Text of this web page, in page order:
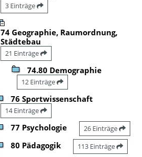
3 Einträge
74 Geographie, Raumordnung,
Städtebau
21 Einträge
74.80 Demographie
12 Einträge
76 Sportwissenschaft
14 Einträge
77 Psychologie 26 Einträge
80 Pädagogik 113 Einträge